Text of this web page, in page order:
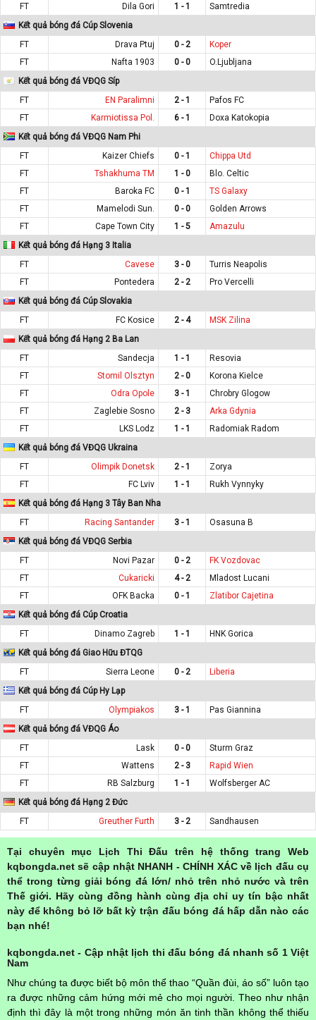
FT
Dila Gori 1 - 1
Samtredia
Kết quả bóng đá Cúp Slovenia
FT
Drava Ptuj 0 - 2
Koper
FT
Nafta 1903 0 - 0
O.Ljubljana
Kết quả bóng đá VĐQG Síp
FT
EN Paralimni 2 - 1
Pafos FC
FT
Karmiotissa Pol. 6 - 1
Doxa Katokopia
Kết quả bóng đá VĐQG Nam Phi
FT
Kaizer Chiefs 0 - 1
Chippa Utd
FT
Tshakhuma TM 1 - 0
Blo. Celtic
FT
Baroka FC 0 - 1
TS Galaxy
FT
Mamelodi Sun. 0 - 0
Golden Arrows
FT
Cape Town City 1 - 5
Amazulu
Kết quả bóng đá Hạng 3 Italia
FT
Cavese 3 - 0
Turris Neapolis
FT
Pontedera 2 - 2
Pro Vercelli
Kết quả bóng đá Cúp Slovakia
FT
FC Kosice 2 - 4
MSK Zilina
Kết quả bóng đá Hạng 2 Ba Lan
FT
Sandecja 1 - 1
Resovia
FT
Stomil Olsztyn 2 - 0
Korona Kielce
FT
Odra Opole 3 - 1
Chrobry Glogow
FT
Zaglebie Sosno 2 - 3
Arka Gdynia
FT
LKS Lodz 1 - 1
Radomiak Radom
Kết quả bóng đá VĐQG Ukraina
FT
Olimpik Donetsk 2 - 1
Zorya
FT
FC Lviv 1 - 1
Rukh Vynnyky
Kết quả bóng đá Hạng 3 Tây Ban Nha
FT
Racing Santander 3 - 1
Osasuna B
Kết quả bóng đá VĐQG Serbia
FT
Novi Pazar 0 - 2
FK Vozdovac
FT
Cukaricki 4 - 2
Mladost Lucani
FT
OFK Backa 0 - 1
Zlatibor Cajetina
Kết quả bóng đá Cúp Croatia
FT
Dinamo Zagreb 1 - 1
HNK Gorica
Kết quả bóng đá Giao Hữu ĐTQG
FT
Sierra Leone 0 - 2
Liberia
Kết quả bóng đá Cúp Hy Lạp
FT
Olympiakos 3 - 1
Pas Giannina
Kết quả bóng đá VĐQG Áo
FT
Lask 0 - 0
Sturm Graz
FT
Wattens 2 - 3
Rapid Wien
FT
RB Salzburg 1 - 1
Wolfsberger AC
Kết quả bóng đá Hạng 2 Đức
FT
Greuther Furth 3 - 2 Sandhausen
Tại chuyên mục Lịch Thi Đấu trên hệ thống trang Web
kqbongda.net sẽ cập nhật NHANH - CHÍNH XÁC về lịch đấu cụ
thể trong từng giải bóng đá lớn/ nhỏ trên nhỏ nước và trên
Thế giới. Hãy cùng đồng hành cùng địa chỉ uy tín bậc nhất
này để không bỏ lỡ bất kỳ trận đấu bóng đá hấp dẫn nào các
bạn nhé!
kqbongda.net - Cập nhật lịch thi đấu bóng đá nhanh số 1 Việt
Nam
Như chúng ta được biết bộ môn thể thao “Quần đùi, áo số” luôn tạo
ra được những cảm hứng mới mẻ cho mọi người. Theo như nhận
định thì đây là một trong những món ăn tinh thần không thể thiếu